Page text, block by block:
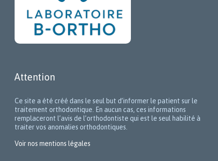
Attention
Ce site a été créé dans le seul but d’informer le patient sur le
traitement orthodontique. En aucun cas, ces informations
remplaceront l’avis de l’orthodontiste qui est le seul habilité à
traiter vos anomalies orthodontiques.
Voir nos mentions légales